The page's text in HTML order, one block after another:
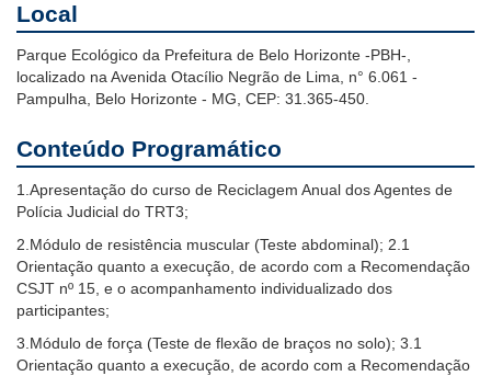
Local
Parque Ecológico da Prefeitura de Belo Horizonte -PBH-,
localizado na Avenida Otacílio Negrão de Lima, n° 6.061 -
Pampulha, Belo Horizonte - MG, CEP: 31.365-450.
Conteúdo Programático
1.Apresentação do curso de Reciclagem Anual dos Agentes de
Polícia Judicial do TRT3;
2.Módulo de resistência muscular (Teste abdominal); 2.1
Orientação quanto a execução, de acordo com a Recomendação
CSJT nº 15, e o acompanhamento individualizado dos
participantes;
3.Módulo de força (Teste de flexão de braços no solo); 3.1
Orientação quanto a execução, de acordo com a Recomendação